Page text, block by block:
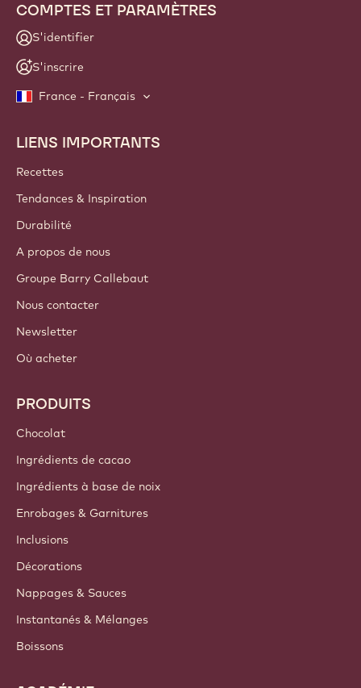
COMPTES ET PARAMÈTRES
S'identifier
S'inscrire
France - Français
Footer
Callebaut
LIENS IMPORTANTS
Recettes
Tendances & Inspiration
Durabilité
A propos de nous
Groupe Barry Callebaut
Nous contacter
Newsletter
Où acheter
PRODUITS
Chocolat
Ingrédients de cacao
Ingrédients à base de noix
Enrobages & Garnitures
Inclusions
Décorations
Nappages & Sauces
Instantanés & Mélanges
Boissons